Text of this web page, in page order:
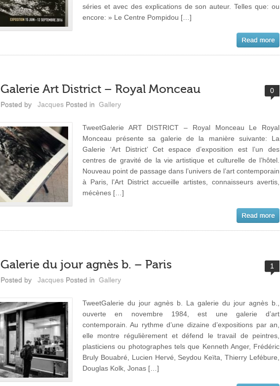
séries et avec des explications de son auteur. Telles que: ou
encore: » Le Centre Pompidou […]
Galerie Art District – Royal Monceau
Posted by Jacques Posted in Gallery
0
TweetGalerie ART DISTRICT – Royal Monceau Le Royal
Monceau présente sa galerie de la manière suivante: La
Galerie ‘Art District’ Cet espace d’exposition est l’un des
centres de gravité de la vie artistique et culturelle de l’hôtel.
Nouveau point de passage dans l’univers de l’art contemporain
à Paris, l’Art District accueille artistes, connaisseurs avertis,
mécènes […]
Galerie du jour agnès b. – Paris
Posted by Jacques Posted in Gallery
1
TweetGalerie du jour agnès b. La galerie du jour agnès b.,
ouverte en novembre 1984, est une galerie d’art
contemporain. Au rythme d’une dizaine d’expositions par an,
elle montre régulièrement et défend le travail de peintres,
plasticiens ou photographes tels que Kenneth Anger, Frédéric
Bruly Bouabré, Lucien Hervé, Seydou Keïta, Thierry Lefébure,
Douglas Kolk, Jonas […]